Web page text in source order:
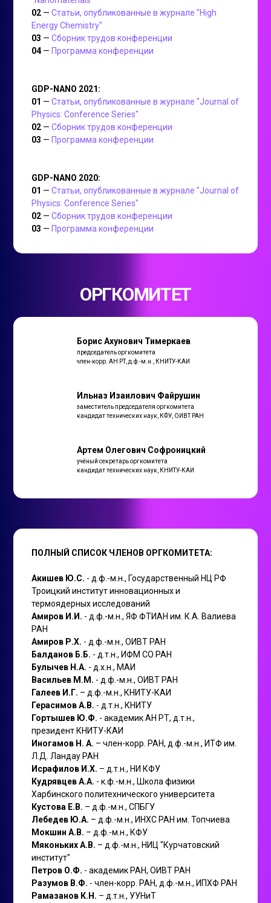
02 —Статьи, опубликованные в журнале "High
Energy Chemistry"
03 —Сборник трудов конференции
04— Программа конференции
GDP-NANO 2021:
01 —Статьи, опубликованные в журнале "Journal of
Physics: Conference Series"
02 —Сборник трудов конференции
03 — Программа конференции
GDP-NANO 2020:
01 —Статьи, опубликованные в журнале "Journal of
Physics: Conference Series"
02 —Сборник трудов конференции
03 — Программа конференции
ОРГКОМИТЕТ
Борис Ахунович Тимеркаев
председатель оргкомитета
член-корр. АН РТ, д.ф.-м.н., КНИТУ-КАИ
Ильназ Изаилович Файрушин
заместитель председателя оргкомитета
кандидат технических наук, КФУ, ОИВТ РАН
Артем Олегович Софроницкий
учёный секретарь оргкомитета
кандидат технических наук, КНИТУ-КАИ
ПОЛНЫЙ СПИСОК ЧЛЕНОВ ОРГКОМИТЕТА:
Акишев Ю.С. - д.ф.-м.н., Государственный НЦ РФ
Троицкий институт инновационных и
термоядерных исследований
Амиров И.И. - д.ф.-м.н., ЯФ ФТИАН им. К.А. Валиева
РАН
Амиров Р.Х. - д.ф.-м.н., ОИВТ РАН
Балданов Б.Б. - д.т.н., ИФМ СО РАН
Булычев Н.А. - д.х.н., МАИ
Васильев М.М. - д.ф.-м.н., ОИВТ РАН
Галеев И.Г. – д.ф.-м.н., КНИТУ-КАИ
Герасимов А.В. - д.т.н., КНИТУ
Гортышев Ю.Ф. - академик АН РТ, д.т.н.,
президент КНИТУ-КАИ
Иногамов Н. А. – член-корр. РАН, д.ф.-м.н., ИТФ им.
Л.Д. Ландау РАН
Исрафилов И.Х. – д.т.н., НИ КФУ
Кудрявцев А.А. - к.ф.-м.н., Школа физики
Харбинского политехнического университета
Кустова Е.В. – д.ф.-м.н., СПБГУ
Лебедев Ю.А. – д.ф.-м.н., ИНХС РАН им. Топчиева
Мокшин А.В. – д.ф.-м.н., КФУ
Мяконьких А.В. – д.ф.-м.н., НИЦ "Курчатовский
институт"
Петров О.Ф. - академик РАН, ОИВТ РАН
Разумов В.Ф. - член-корр. РАН, д.ф.-м.н., ИПХФ РАН
Рамазанов К.Н. – д.т.н., УУНиТ